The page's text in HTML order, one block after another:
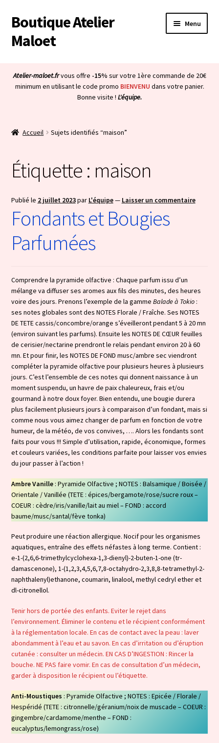
Aller
à
la
Aller
au
contenu
Boutique Atelier
Maloet
Menu
Boutique
Ouvrir
Blog
enfant
Atelier-maloet.frvous offre -15% sur votre 1ère commande de 20€
minimum en utilisant le code promo BIENVENU dans votre panier.
Bonne visite ! L'équipe.
Accueil Sujets identifiés “maison”
Étiquette : maison
Publié le 2 juillet 2023par L'équipe— Laisser un commentaire
Fondants et Bougies
Parfumées
Comprendre la pyramide olfactive : Chaque parfum issu d’un
mélange va diffuser ses aromes aux fils des minutes, des heures
voire des jours. Prenons l’exemple de la gamme Balade à Tokio:
ses notes globales sont des NOTES Florale / Fraîche. Ses NOTES
DE TETE cassis/concombre/orange s’éveilleront pendant 5 à 20 mn
(environ suivant les parfums). Ensuite les NOTES DE CŒUR feuilles
de cerisier/nectarine prendront le relais pendant environ 20 à 60
mn. Et pour finir, les NOTES DE FOND musc/ambre sec viendront
compléter la pyramide olfactive pour plusieurs heures à plusieurs
jours. C’est l’ensemble de ces notes qui donnent naissance à un
moment suspendu, un havre de paix chaleureux, frais et/ou
gourmand à notre doux foyer. Bien entendu, une bougie durera
plus facilement plusieurs jours à comparaison d’un fondant, mais si
comme nous vous aimez changer de parfum en fonction de votre
humeur, de la météo, de vos convives, …. Alors les fondants sont
faits pour vous !!! Simple d’utilisation, rapide, économique, formes
et couleurs variées, les conditions parfaite pour laisser vos envies
du jour passer à l’action !
Ambre Vanille: Pyramide Olfactive ; NOTES : Balsamique / Boisée /
Orientale / Vanillée (TETE : épices/bergamote/rose/sucre roux –
COEUR : cèdre/iris/vanille/lait au miel – FOND : accord
baume/musc/santal/fève tonka)
Peut produire une réaction allergique. Nocif pour les organismes
aquatiques, entraîne des effets néfastes à long terme. Contient :
e-1-(2,6,6-trimethylcyclohexa-1,3-dienyl)-2-buten-1-one (tr-
damascenone), 1-(1,2,3,4,5,6,7,8-octahydro-2,3,8,8-tetramethyl-2-
naphthalenyl)ethanone, coumarin, linalool, methyl cedryl ether et
dl-citronellol.
Tenir hors de portée des enfants. Eviter le rejet dans
l’environnement. Éliminer le contenu et le récipient conformément
à la réglementation locale. En cas de contact avec la peau : laver
abondamment à l’eau et au savon. En cas d’irritation ou d’éruption
cutanée : consulter un médecin. EN CAS D’INGESTION : Rincer la
bouche. NE PAS faire vomir. En cas de consultation d’un médecin,
garder à disposition le récipient ou l’étiquette.
Anti-Moustiques : Pyramide Olfactive ; NOTES : Epicée / Florale /
Hespéridé (TETE : citronnelle/géranium/noix de muscade – COEUR :
gingembre/cardamome/menthe – FOND :
eucalyptus/lemongrass/rose)